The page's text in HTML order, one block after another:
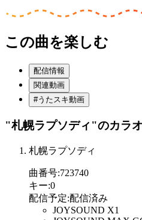
この曲を楽しむ
配信情報
関連動画
#うたスキ動画
"札幌ラプソディ"のカラ
札幌ラプソディ
曲番号:723740
キー:0
配信予定:配信済み
JOYSOUND X1